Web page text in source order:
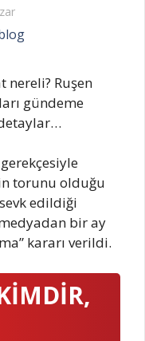
nereli? Ruşen
gündeme
torunu olduğu
edildiği
bir ay
kararı verildi.